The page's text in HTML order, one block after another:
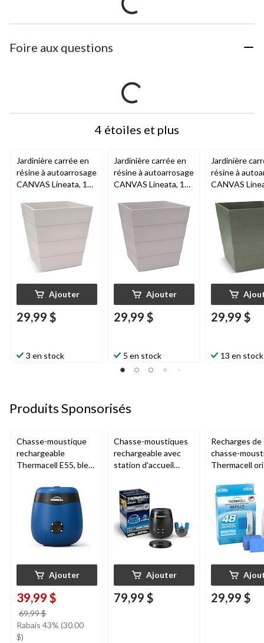
Foire aux questions
4 étoiles et plus
Jardinière carrée en
résine à autoarrosage
CANVAS Lineata, 12
d'œuf
Ajouter
29,99 $
3 en stock
Jardinière carrée en
résine à autoarrosage
CANVAS Lineata, 12
Ajouter
29,99 $
5 en stock
Jardinière
résine à
CANVAS
29,99 $
13 en stock
Produits Sponsorisés
Chasse-moustique
rechargeable
Thermacell E55, bleu
Ajouter
39,99 $
69,99 $
était
Rabais 43% (30.00
$)
Chasse-moustiques
rechargeable avec
station d'accueil
charbon
Ajouter
79,99 $
Recharges de
chasse-
Thermacell
29,99 $